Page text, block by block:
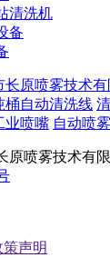
清洗机
备
长原喷雾技术有
桶自动清洗线
业喷嘴 自动喷
原喷雾技术有
声明